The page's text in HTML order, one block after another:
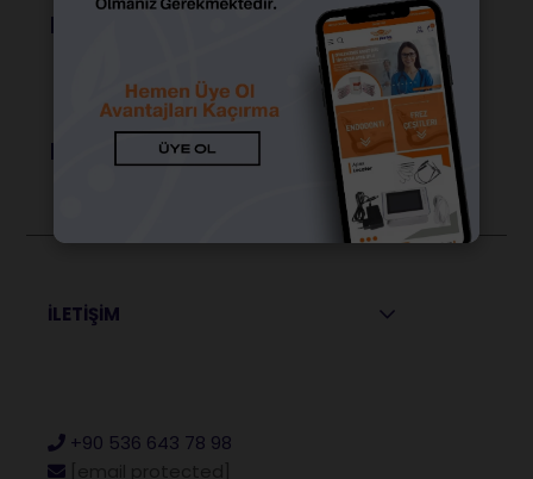
Popüler Ürünler
Popüler Markalar
İLETİŞİM
+90 536 643 78 98